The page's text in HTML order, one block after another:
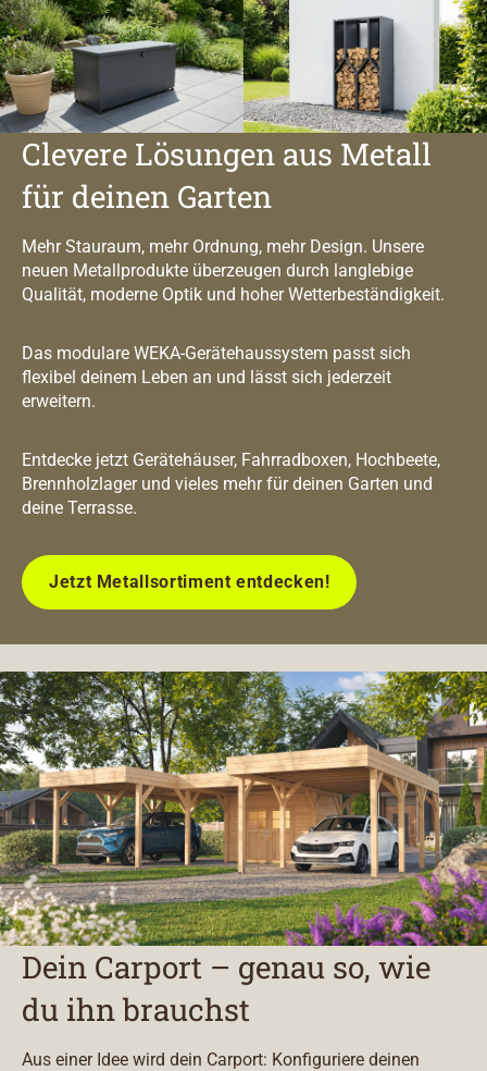
Clevere Lösungen aus Metall
für deinen Garten
Mehr Stauraum, mehr Ordnung, mehr Design. Unsere
neuen Metallprodukte überzeugen durch langlebige
Qualität, moderne Optik und hoher Wetterbeständigkeit.
Das modulare WEKA-Gerätehaussystem passt sich
flexibel deinem Leben an und lässt sich jederzeit
erweitern.
Entdecke jetzt Gerätehäuser, Fahrradboxen, Hochbeete,
Brennholzlager und vieles mehr für deinen Garten und
deine Terrasse.
Jetzt Metallsortiment entdecken!
Dein Carport – genau so, wie
du ihn brauchst
Aus einer Idee wird dein Carport: Konfiguriere deinen